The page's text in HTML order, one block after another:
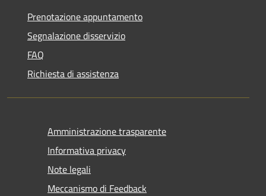
Prenotazione appuntamento
Segnalazione disservizio
FAQ
Richiesta di assistenza
Amministrazione trasparente
Informativa privacy
Note legali
Meccanismo di Feedback